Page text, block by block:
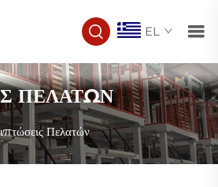
EL
ΠΕΛΑΤΩΝ
Πελατών